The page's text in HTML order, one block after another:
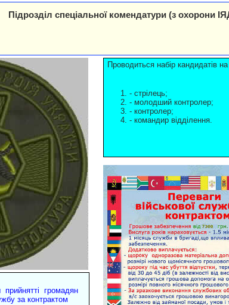
Підрозділ спеціальної комендатури (з охорони
Проводиться набір кандидатів
- стрілець;
- молодший контролер;
- контролер;
- командир відділення.
прийнятті громадян
за контрактом